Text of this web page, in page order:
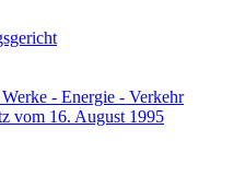
- Energie - Verkehr
vom 16. August 1995